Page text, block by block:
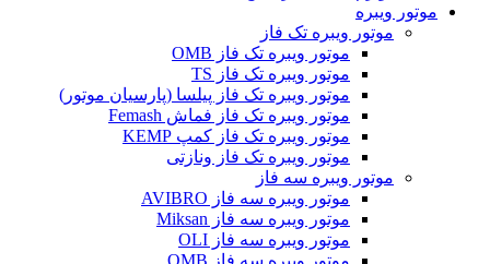
موتور ویبره
موتور ویبره تک فاز
موتور ویبره تک فاز OMB
موتور ویبره تک فاز TS
موتور ویبره تک فاز پیلسا (پارسیان موتور)
موتور ویبره تک فاز فماش Femash
موتور ویبره تک فاز کمپ KEMP
موتور ویبره تک فاز ونازتی
موتور ویبره سه فاز
موتور ویبره سه فاز AVIBRO
موتور ویبره سه فاز Miksan
موتور ویبره سه فاز OLI